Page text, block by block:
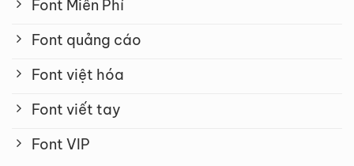
Font Miễn Phí
Font quảng cáo
Font việt hóa
Font viết tay
Font VIP